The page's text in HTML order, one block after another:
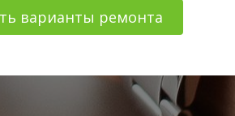
варианты ремонта